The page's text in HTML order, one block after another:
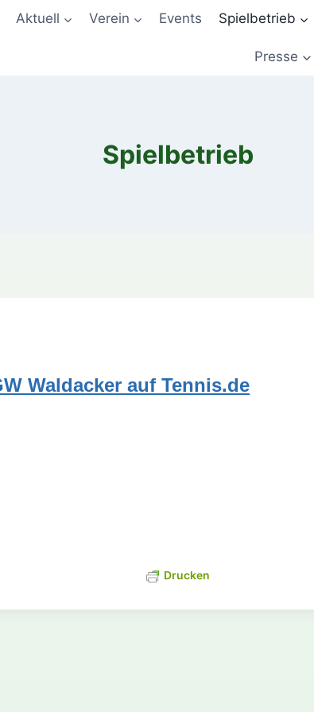
Aktuell Verein Events Spielbetrieb
Presse
Spielbetrieb
Waldacker auf Tennis.de
Drucken